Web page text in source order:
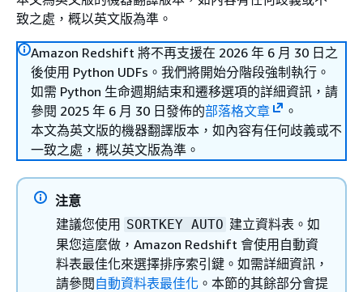
致之處，概以英文版為準。
Amazon Redshift 將不再支援在 2026 年 6 月 30 日之
後使用 Python UDFs。我們將開始分階段強制執行。
如需 Python 生命週期結束和遷移選項的詳細資訊，請
參閱 2025 年 6 月 30 日發佈的部落格文章
。
本文為英文版的機器翻譯版本，如內容有任何歧義或不
一致之處，概以英文版為準。
注意
建議您使用 SORTKEY AUTO 建立資料表。如
果您這麼做，Amazon Redshift 會使用自動資
料表最佳化來選擇排序索引鍵。如需詳細資訊，
請參閱 自動資料表最佳化 。本節的其餘部分會提